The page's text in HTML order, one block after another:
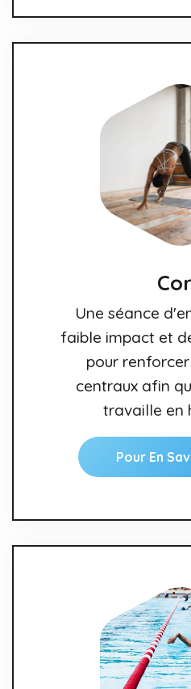
Une séance
faible impact et
pour
centraux afin
travaille en
Pour En